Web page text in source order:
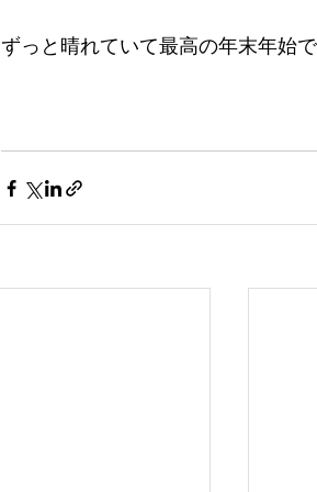
ずっと晴れていて最高の年末年始